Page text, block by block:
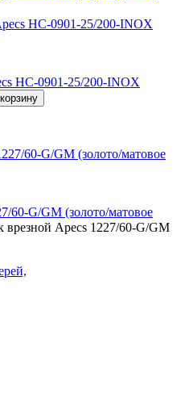
HC-0901-25/200-INOX
60-G/GM (золото/матовое
врезной Apecs 1227/60-G/GM